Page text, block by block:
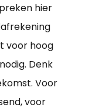
hier
voor hoog
Denk
Voor
voor